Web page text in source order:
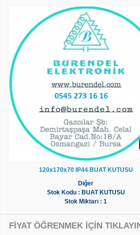
120x170x70 IP44 BUAT KUTUSU
Diğer
Stok Kodu : BUAT KUTUSU
Stok Miktarı : 1
FİYAT ÖĞRENMEK İÇİN